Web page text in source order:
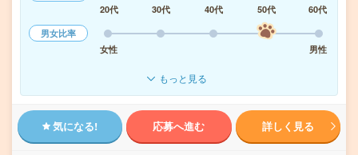
20代
30代 40代 50代
60代
男女比率
女性
男性
もっと見る
気になる! 応募へ進む 詳しく見る